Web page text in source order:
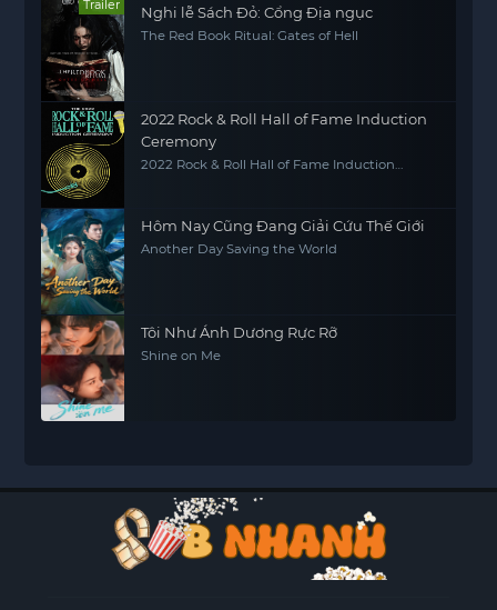
Trailer Nghi lễ Sách Đỏ: Cổng Địa ngục
The Red Book Ritual: Gates of Hell
2022 Rock & Roll Hall of Fame Induction
Ceremony
2022 Rock & Roll Hall of Fame Induction
Hôm Nay Cũng Đang Giải Cứu Thế Giới
Another Day Saving the World
Tôi Như Ánh Dương Rực Rỡ
Shine on Me